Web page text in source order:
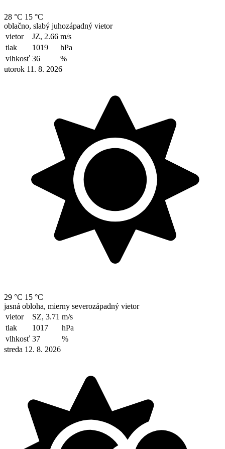
28 °C 15 °C
oblačno, slabý juhozápadný vietor
vietor
JZ, 2.66 m/s
tlak
1019
hPa
vlhkosť 36
%
utorok 11. 8. 2026
29 °C 15 °C
jasná obloha, mierny severozápadný vietor
vietor
SZ, 3.71 m/s
tlak
1017
hPa
vlhkosť 37
%
streda 12. 8. 2026